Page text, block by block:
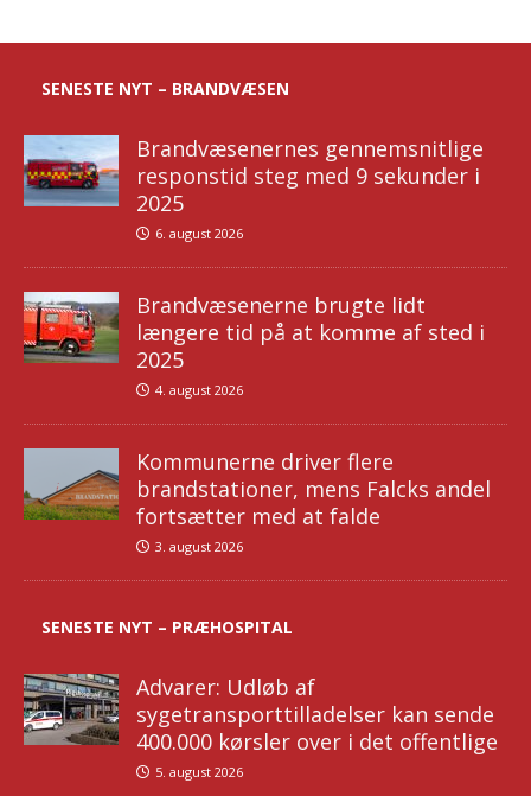
SENESTE NYT – BRANDVÆSEN
Brandvæsenernes gennemsnitlige
responstid steg med 9 sekunder i
2025
6. august 2026
Brandvæsenerne brugte lidt
længere tid på at komme af sted i
2025
4. august 2026
Kommunerne driver flere
brandstationer, mens Falcks andel
fortsætter med at falde
3. august 2026
SENESTE NYT – PRÆHOSPITAL
Advarer: Udløb af
sygetransporttilladelser kan sende
400.000 kørsler over i det offentlige
5. august 2026